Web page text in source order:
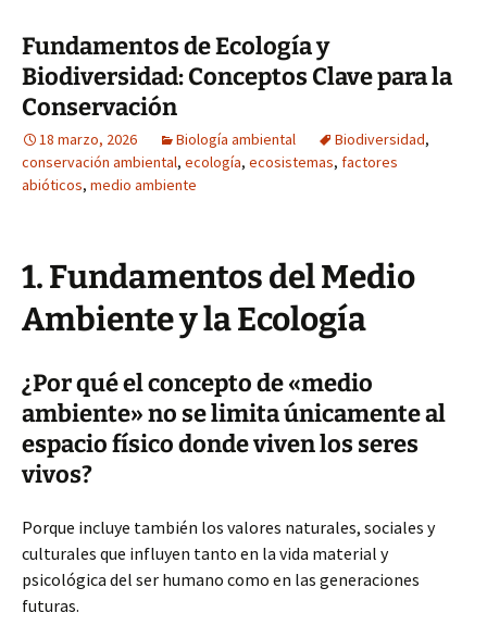
Fundamentos de Ecología y
Biodiversidad: Conceptos Clave para la
Conservación
18 marzo, 2026 Biología ambiental Biodiversidad,
conservación ambiental, ecología, ecosistemas, factores
abióticos, medio ambiente
1. Fundamentos del Medio
Ambiente y la Ecología
¿Por qué el concepto de «medio
ambiente» no se limita únicamente al
espacio físico donde viven los seres
vivos?
Porque incluye también los valores naturales, sociales y
culturales que influyen tanto en la vida material y
psicológica del ser humano como en las generaciones
futuras.